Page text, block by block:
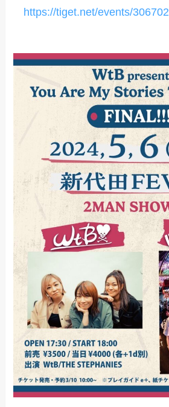
https://tiget.net/events/306702